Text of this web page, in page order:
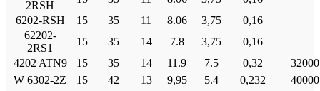
2RSH
6202-RSH
15 35 11 8.06 3,75
0,16
62202-
2RS1
15 35 14 7.8 3,75
0,16
4202 ATN9
15 35 14 11.9 7.5 0,32
32000
W 6302-2Z
15 42 13 9,95 5.4 0,232
40000